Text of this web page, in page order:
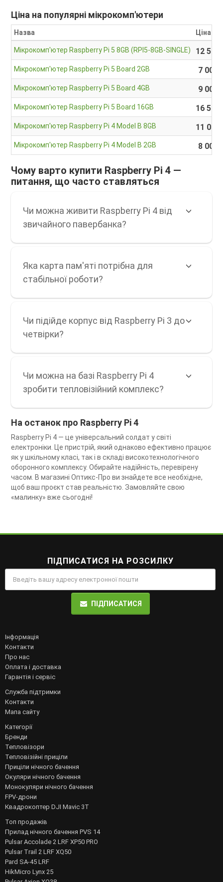
Ціна на популярні мікрокомп'ютери
Назва Ціна
Мікрокомп'ютер Raspberry Pi 5 8GB (RPI5-8GB-SINGLE) 12 500
Мікрокомп'ютер Raspberry Pi 5 Board 2GB 7 000
Мікрокомп'ютер Raspberry Pi 5 Board 4GB 9 000
Мікрокомп'ютер Raspberry Pi 5 Board 16GB 16 500
Мікрокомп'ютер Raspberry Pi 4 Model B 8GB 11 000
Мікрокомп'ютер Raspberry Pi 4 Model B 2GB 8 000
Чому варто купити Raspberry Pi 4 —
питання, що часто ставляться
Чи можна живити Raspberry Pi 4 від
звичайного павербанка?
Яка карта пам'яті потрібна для
стабільної роботи?
Чи підійде корпус від Raspberry Pi 3 до
четвірки?
Чи можна на базі Raspberry Pi 4
зробити тепловізійний комплекс?
На останок про Raspberry Pi 4
Raspberry Pi 4 — це універсальний солдат у світі
електроніки. Це пристрій, який однаково ефективно працює
як у шкільному класі, так і в складі високотехнологічного
оборонного комплексу. Обирайте надійність, перевірену
часом. В магазині Оптикс-Про ви знайдете все необхідне,
щоб ваш проєкт став реальністю. Замовляйте свою
«малинку» вже сьогодні!
ПІДПИСАТИСЯ НА РОЗСИЛКУ
ПІДПИСАТИСЯ
Інформація
Контакти
Про нас
Оплата і доставка
Гарантія і сервіс
Служба підтримки
Контакти
Мапа сайту
Категорії
Бренди
Тепловізори
Тепловізійні приціли
Приціли нічного бачення
Окуляри нічного бачення
Монокуляри нічного бачення
FPV-дрони
Квадрокоптер DJI Mavic 3T
Топ продажів
Прилад нічного бачення PVS 14
Pulsar Accolade 2 LRF XP50 PRO
Pulsar Trail 2 LRF XQ50
Pard SA-45 LRF
HikMicro Lynx 25